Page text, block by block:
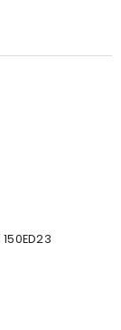
150ED23